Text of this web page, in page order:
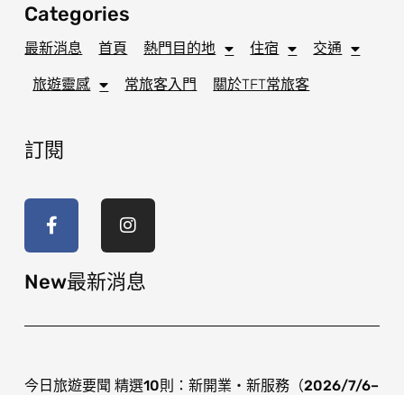
Categories
最新消息 首頁 熱門目的地 住宿 交通
旅遊靈感 常旅客入門 關於TFT常旅客
訂閱
c
o
-
s
g
r
m
New最新消息
今日旅遊要聞 精選10則：新開業・新服務（2026/7/6–